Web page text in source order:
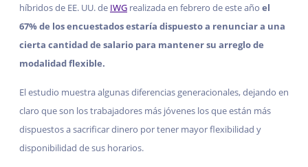
híbridos de EE. UU. de IWG realizada en febrero de este año el
67% de los encuestados estaría dispuesto a renunciar a una
cierta cantidad de salario para mantener su arreglo de
modalidad flexible.
El estudio muestra algunas diferencias generacionales, dejando en
claro que son los trabajadores más jóvenes los que están más
dispuestos a sacrificar dinero por tener mayor flexibilidad y
disponibilidad de sus horarios.